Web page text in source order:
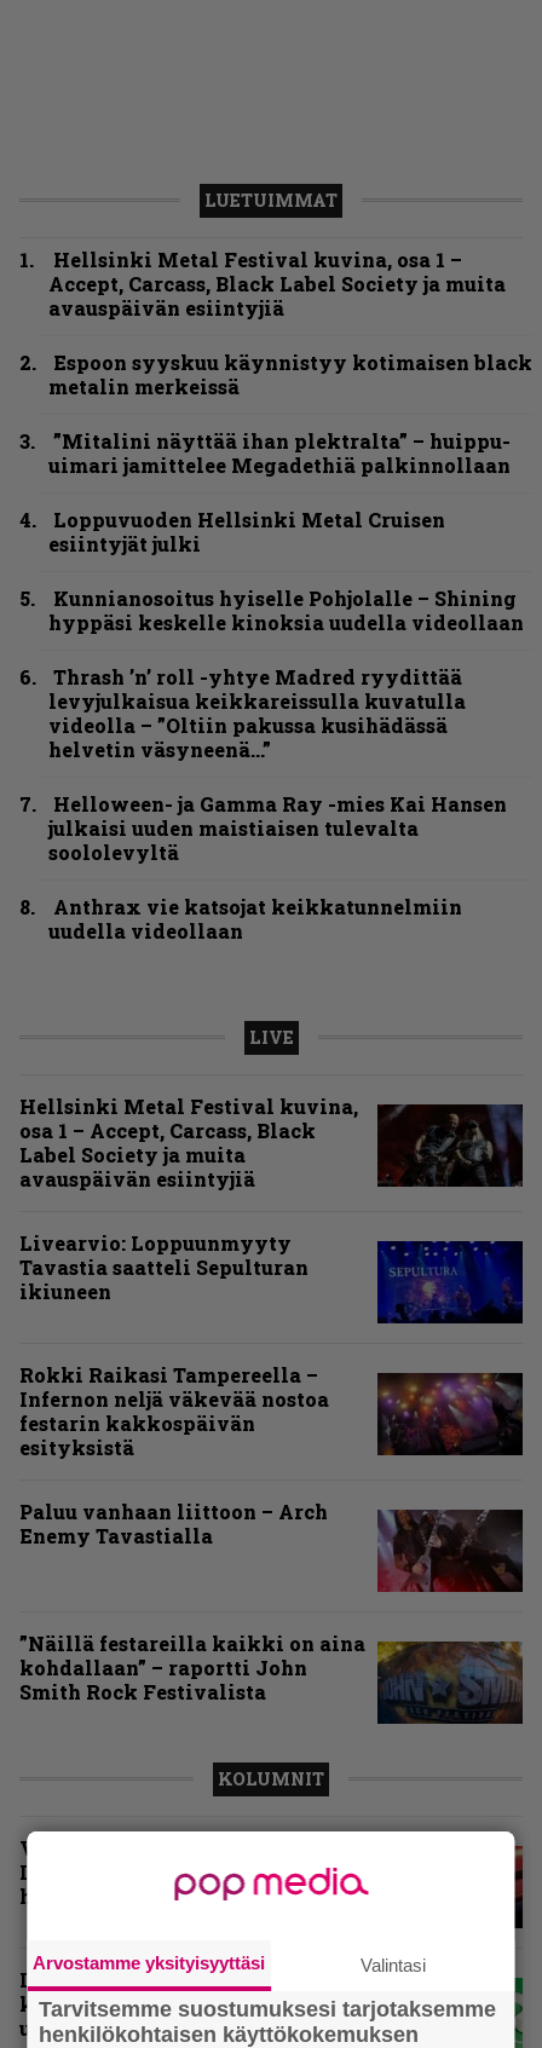
LUETUIMMAT
Hellsinki Metal Festival kuvina, osa 1 –
Accept, Carcass, Black Label Society ja muita
avauspäivän esiintyjiä
Espoon syyskuu käynnistyy kotimaisen black
metalin merkeissä
”Mitalini näyttää ihan plektralta” – huippu-
uimari jamittelee Megadethiä palkinnollaan
Loppuvuoden Hellsinki Metal Cruisen
esiintyjät julki
Kunnianosoitus hyiselle Pohjolalle – Shining
hyppäsi keskelle kinoksia uudella videollaan
Thrash ’n’ roll -yhtye Madred ryydittää
levyjulkaisua keikkareissulla kuvatulla
videolla – ”Oltiin pakussa kusihädässä
helvetin väsyneenä…”
Helloween- ja Gamma Ray -mies Kai Hansen
julkaisi uuden maistiaisen tulevalta
soololevyltä
Anthrax vie katsojat keikkatunnelmiin
uudella videollaan
LIVE
Hellsinki Metal Festival kuvina,
osa 1 – Accept, Carcass, Black
Label Society ja muita
avauspäivän esiintyjiä
Livearvio: Loppuunmyyty
Tavastia saatteli Sepulturan
ikiuneen
Rokki Raikasi Tampereella –
Infernon neljä väkevää nostoa
festarin kakkospäivän
esityksistä
Paluu vanhaan liittoon – Arch
Enemy Tavastialla
”Näillä festareilla kaikki on aina
kohdallaan” – raportti John
Smith Rock Festivalista
KOLUMNIT
Vuoden 2025 raskaimmat –
Infernon toimituskunnan
henkilökohtaiset suosikit
Inferno valikoi vuoden 2025
kovimmat levyt – tässä
ulkomaisten kärkikymmenikkö
Arvostamme yksityisyyttäsi Valintasi
Tarvitsemme suostumuksesi tarjotaksemme
henkilökohtaisen käyttökokemuksen